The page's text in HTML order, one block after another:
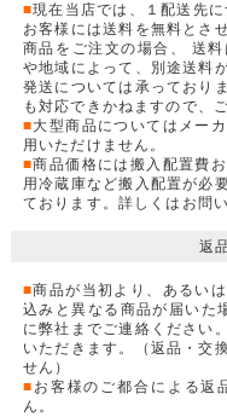
■現在当店では、１配送先
お客様には送料を無料とさ
商品をご注文の場合、 送
や地域によって、別途送料
発送については承っており
も対応できかねますので、
■大型商品についてはメー
用いただけません。
■商品価格には搬入配置費
用冷蔵庫など搬入配置が必
ております。詳しくはお問
返
■商品が当初より、あるい
込みと異なる商品が届いた
に弊社までご連絡ください
いただきます。（返品・交
せん）
■ お客様のご都合による返
ん。